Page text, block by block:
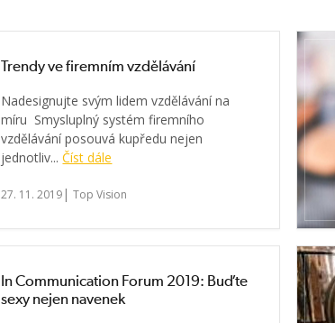
Trendy ve firemním vzdělávání
Nadesignujte svým lidem vzdělávání na
míru Smysluplný systém firemního
vzdělávání posouvá kupředu nejen
jednotliv...Číst dále
27. 11. 2019 |Top Vision
In Communication Forum 2019: Buďte
sexy nejen navenek